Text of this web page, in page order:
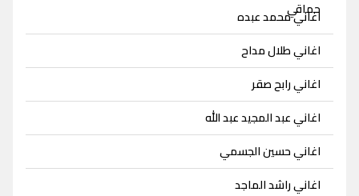
اغاني محمد عبده
اغاني طلال مداح
اغاني رابح صقر
اغاني عبد المجيد عبد الله
اغاني حسين الجسمي
اغاني راشد الماجد